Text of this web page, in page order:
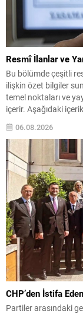
Resmî İlanlar ve
Bu bölümde çeşitli
ilişkin özet bilgiler
temel noktaları ve
içerir. Aşağıdaki
çizili şekilde
06.08.2026
CHP’den İstifa
Partiler arasındaki